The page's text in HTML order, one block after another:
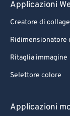
Applicazioni
Creatore di collage
Ridimensionatore
Ritaglia immagine
Selettore colore
Applicazioni